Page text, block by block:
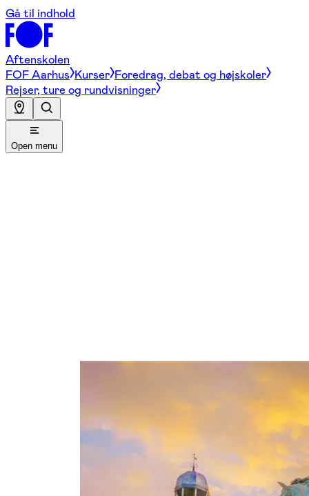
Gå til indhold
Aftenskolen
FOF Aarhus Kurser Foredrag, debat og højskoler
Rejser, ture og rundvisninger
Open menu